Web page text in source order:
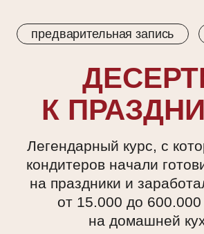
К ПРАЗДНИКАМ
Легендарный курс, с которым тысячи
кондитеров начали готовить десерты
от 15.000 до 600.000 рублей
ЗАНЯТЬ МЕСТО
ЗАНЯТЬ МЕСТО
бесплатнов листе ожидания
предварительная запись октябрь 2026